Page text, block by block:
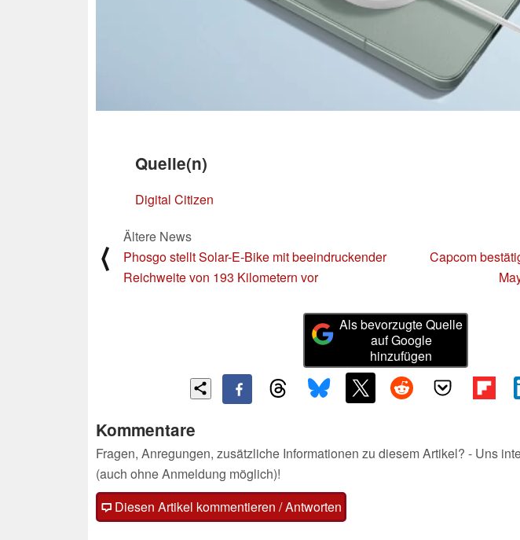
Quelle(n)
Digital Citizen
⟨
Ältere News
Phosgo stellt Solar-E-Bike mit beeindruckender
Reichweite von 193 Kilometern vor
Capcom
Als bevorzugte Quelle
auf Google
hinzufügen
Kommentare
Fragen, Anregungen, zusätzliche Informationen zu diesem Artikel? - Uns
(auch ohne Anmeldung möglich)!
Diesen Artikel kommentieren / Antworten